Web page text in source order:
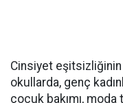
Cinsiyet eşitsizliğinin
okullarda, genç
çocuk bakımı, moda